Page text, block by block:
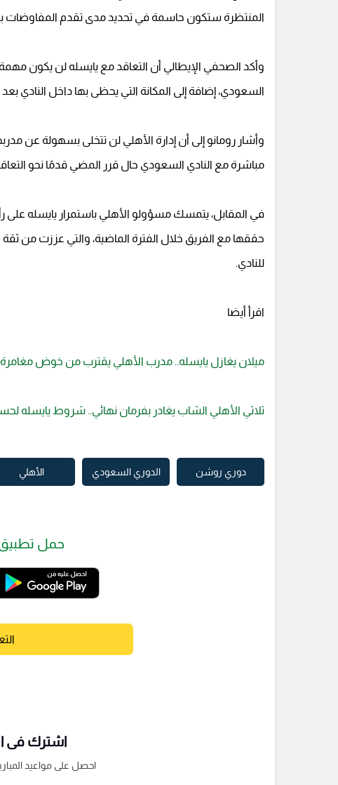
المنتظرة ستكون حاسمة في تحديد مدى تقدم المفاوضات
وأكد الصحفي الإيطالي أن التعاقد مع يايسله لن يكون
السعودي، إضافة إلى المكانة التي يحظى بها داخل النادي
وأشار رومانو إلى أن إدارة الأهلي لن تتخلى بسهولة عن
مباشرة مع النادي السعودي حال قرر المضي قدمًا نحو
في المقابل، يتمسك مسؤولو الأهلي باستمرار يايسله على رأس
حققها مع الفريق خلال الفترة الماضية، والتي عززت من ثقة
للنادي.
اقرأ أيضا
ميلان يغازل يايسله.. مدرب الأهلي يقترب من خوض مغامرة
ثلاثي الأهلي الشاب يغادر بفرمان نهائي.. شروط يايسله
دوري روشن الدوري السعودي الأهلي
حمل
اشترك فى
احصل على مواعيد